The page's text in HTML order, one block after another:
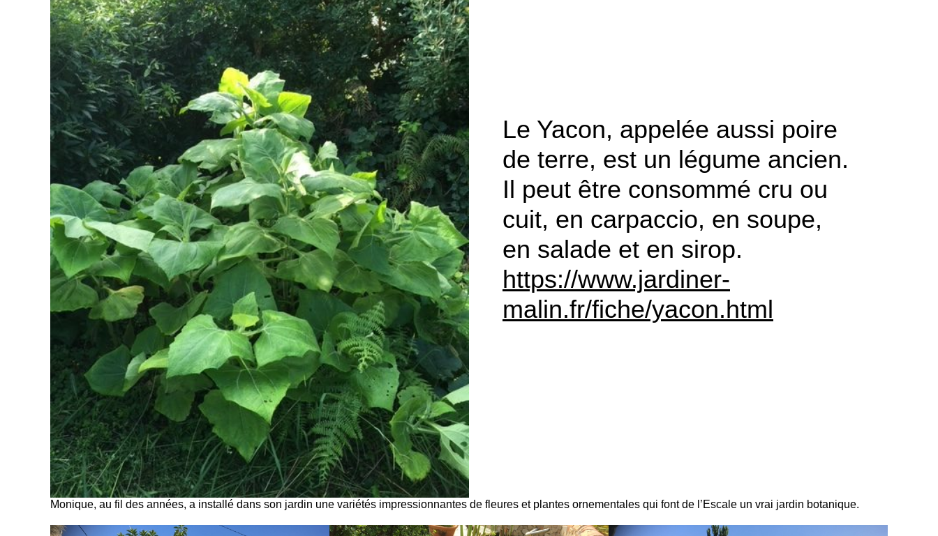
Le Yacon, appelée aussi poire
de terre, est un légume ancien.
Il peut être consommé cru ou
cuit, en carpaccio, en soupe,
en salade et en sirop.
https://www.jardiner-
malin.fr/fiche/yacon.html
Monique, au fil des années, a installé dans son jardin une variétés impressionnantes de fleures et plantes ornementales qui font de l’Escale un vrai jardin botanique.